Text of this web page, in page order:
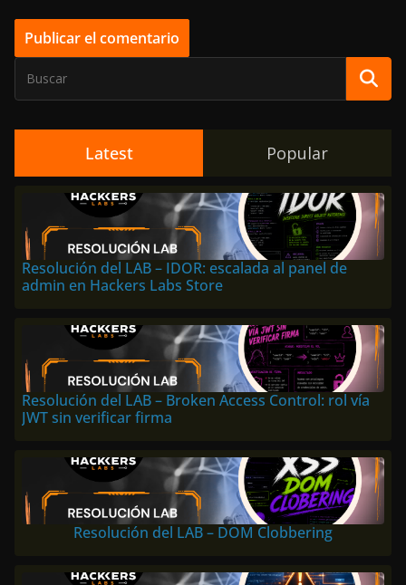
Latest Popular
Resolución del LAB – IDOR: escalada al panel de
admin en Hackers Labs Store
Resolución del LAB – Broken Access Control: rol vía
JWT sin verificar firma
Resolución del LAB – DOM Clobbering